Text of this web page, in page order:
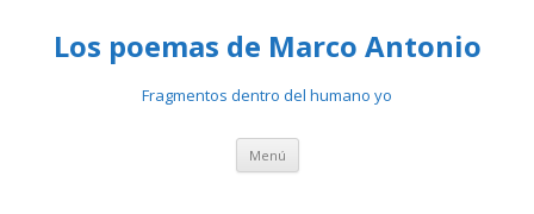
Los poemas de Marco Antonio
Fragmentos dentro del humano yo
Menú Ir
contenido